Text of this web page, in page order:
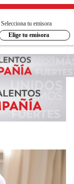
Selecciona tu emisora
Elige tu emisora